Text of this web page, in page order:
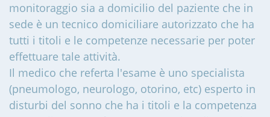
monitoraggio sia a domicilio del paziente che in
sede è un tecnico domiciliare autorizzato che ha
tutti i titoli e le competenze necessarie per poter
effettuare tale attività.
Il medico che referta l'esame è uno specialista
(pneumologo, neurologo, otorino, etc) esperto in
disturbi del sonno che ha i titoli e la competenza